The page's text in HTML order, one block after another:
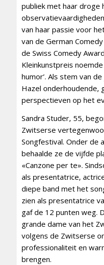
publiek met haar droge
van haar passie voor
van de German
de Swiss Comedy
Kleinkunstpreis noemde
humor’. Als stem van
Hazel onderhoudende,
perspectieven op het
Sandra Studer, 55,
Zwitserse
Songfestival. Onder de
behaalde ze de vijfde
«Canzone per te».
als presentatrice,
diepe band met het
zien als presentatrice
gaf de 12 punten weg.
grande dame van het
volgens de Zwitserse
professionaliteit en
brengen.